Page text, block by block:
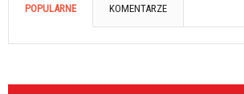
POPULARNE KOMENTARZE